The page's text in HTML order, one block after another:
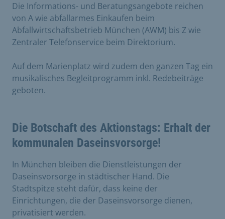
Die Informations- und Beratungsangebote reichen
von A wie abfallarmes Einkaufen beim
Abfallwirtschaftsbetrieb München (AWM) bis Z wie
Zentraler Telefonservice beim Direktorium.
Auf dem Marienplatz wird zudem den ganzen Tag ein
musikalisches Begleitprogramm inkl. Redebeiträge
geboten.
Die Botschaft des Aktionstags: Erhalt der
kommunalen Daseinsvorsorge!
In München bleiben die Dienstleistungen der
Daseinsvorsorge in städtischer Hand. Die
Stadtspitze steht dafür, dass keine der
Einrichtungen, die der Daseinsvorsorge dienen,
privatisiert werden.